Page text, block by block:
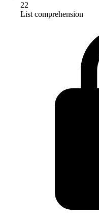
22
List comprehension